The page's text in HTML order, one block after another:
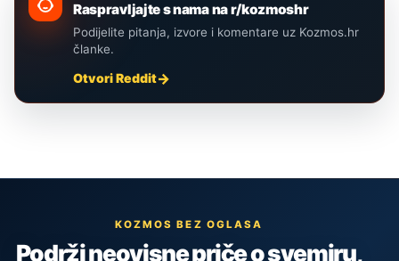
Raspravljajte s nama na r/kozmoshr
Podijelite pitanja, izvore i komentare uz Kozmos.hr
članke.
Otvori Reddit
KOZMOS BEZ OGLASA
Podrži neovisne priče o svemiru,